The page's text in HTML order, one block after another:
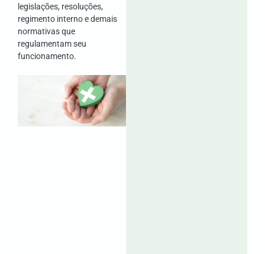
legislações, resoluções,
regimento interno e demais
normativas que
regulamentam seu
funcionamento.